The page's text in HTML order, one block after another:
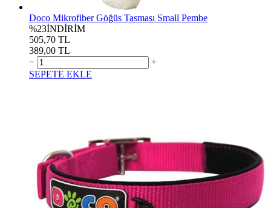
Doco Mikrofiber Göğüs Tasması Small Pembe
%23İNDİRİM
505,70 TL
389,00 TL
−
+
SEPETE EKLE